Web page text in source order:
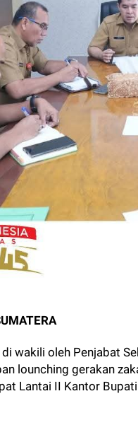
wakili oleh Penjabat
lounching gerakan
Lantai II Kantor